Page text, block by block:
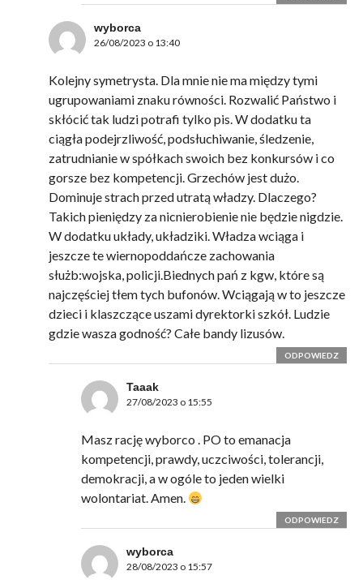
wyborca
26/08/2023 o 13:40
Kolejny symetrysta. Dla mnie nie ma między tymi
ugrupowaniami znaku równości. Rozwalić Państwo i
skłócić tak ludzi potrafi tylko pis. W dodatku ta
ciągła podejrzliwość, podsłuchiwanie, śledzenie,
zatrudnianie w spółkach swoich bez konkursów i co
gorsze bez kompetencji. Grzechów jest dużo.
Dominuje strach przed utratą władzy. Dlaczego?
Takich pieniędzy za nicnierobienie nie będzie nigdzie.
W dodatku układy, układziki. Władza wciąga i
jeszcze te wiernopoddańcze zachowania
służb:wojska, policji.Biednych pań z kgw, które są
najczęściej tłem tych bufonów. Wciągają w to jeszcze
dzieci i klaszczące uszami dyrektorki szkół. Ludzie
gdzie wasza godność? Całe bandy lizusów.
ODPOWIEDZ
Taaak
27/08/2023 o 15:55
Masz rację wyborco . PO to emanacja
kompetencji, prawdy, uczciwości, tolerancji,
demokracji, a w ogóle to jeden wielki
wolontariat. Amen.
ODPOWIEDZ
wyborca
28/08/2023 o 15:57